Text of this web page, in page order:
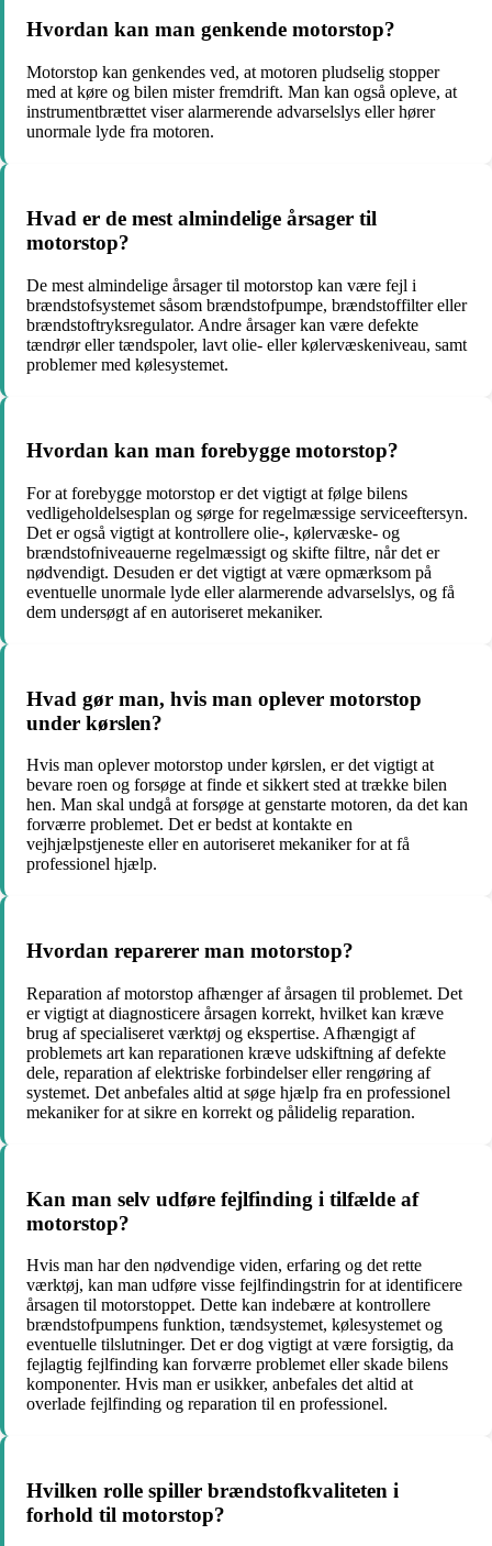
Hvordan kan man genkende motorstop?
Motorstop kan genkendes ved, at motoren pludselig stopper
med at køre og bilen mister fremdrift. Man kan også opleve, at
instrumentbrættet viser alarmerende advarselslys eller hører
unormale lyde fra motoren.
Hvad er de mest almindelige årsager til
motorstop?
De mest almindelige årsager til motorstop kan være fejl i
brændstofsystemet såsom brændstofpumpe, brændstoffilter eller
brændstoftryksregulator. Andre årsager kan være defekte
tændrør eller tændspoler, lavt olie- eller kølervæskeniveau, samt
problemer med kølesystemet.
Hvordan kan man forebygge motorstop?
For at forebygge motorstop er det vigtigt at følge bilens
vedligeholdelsesplan og sørge for regelmæssige serviceeftersyn.
Det er også vigtigt at kontrollere olie-, kølervæske- og
brændstofniveauerne regelmæssigt og skifte filtre, når det er
nødvendigt. Desuden er det vigtigt at være opmærksom på
eventuelle unormale lyde eller alarmerende advarselslys, og få
dem undersøgt af en autoriseret mekaniker.
Hvad gør man, hvis man oplever motorstop
under kørslen?
Hvis man oplever motorstop under kørslen, er det vigtigt at
bevare roen og forsøge at finde et sikkert sted at trække bilen
hen. Man skal undgå at forsøge at genstarte motoren, da det kan
forværre problemet. Det er bedst at kontakte en
vejhjælpstjeneste eller en autoriseret mekaniker for at få
professionel hjælp.
Hvordan reparerer man motorstop?
Reparation af motorstop afhænger af årsagen til problemet. Det
er vigtigt at diagnosticere årsagen korrekt, hvilket kan kræve
brug af specialiseret værktøj og ekspertise. Afhængigt af
problemets art kan reparationen kræve udskiftning af defekte
dele, reparation af elektriske forbindelser eller rengøring af
systemet. Det anbefales altid at søge hjælp fra en professionel
mekaniker for at sikre en korrekt og pålidelig reparation.
Kan man selv udføre fejlfinding i tilfælde af
motorstop?
Hvis man har den nødvendige viden, erfaring og det rette
værktøj, kan man udføre visse fejlfindingstrin for at identificere
årsagen til motorstoppet. Dette kan indebære at kontrollere
brændstofpumpens funktion, tændsystemet, kølesystemet og
eventuelle tilslutninger. Det er dog vigtigt at være forsigtig, da
fejlagtig fejlfinding kan forværre problemet eller skade bilens
komponenter. Hvis man er usikker, anbefales det altid at
overlade fejlfinding og reparation til en professionel.
Hvilken rolle spiller brændstofkvaliteten i
forhold til motorstop?